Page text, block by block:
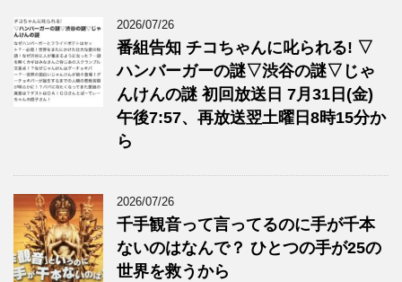
2026/07/26
番組告知 チコちゃんに叱られる! ▽
ハンバーガーの謎▽渋谷の謎▽じゃ
んけんの謎 初回放送日 7月31日(金)
午後7:57、再放送翌土曜日8時15分か
ら
2026/07/26
千手観音って言ってるのに手が千本
ないのはなんで？ ひとつの手が25の
世界を救うから